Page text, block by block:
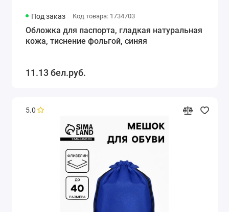
Под заказ Код товара: 1734703
Обложка для паспорта, гладкая натуральная
кожа, тиснение фольгой, синяя
11.13 бел.руб.
5.0